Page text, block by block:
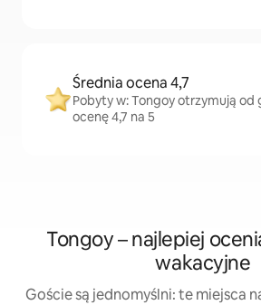
Średnia ocena 4,7
Pobyty w: Tongoy otrzymują od
ocenę 4,7 na 5
Tongoy – najlepiej
wakacyjne
Goście są jednomyślni: te miejsca